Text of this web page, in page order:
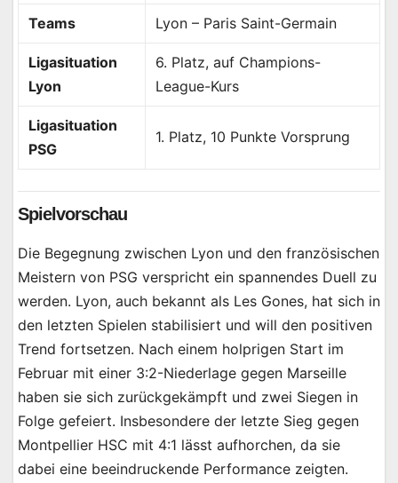
Teams Lyon – Paris Saint-Germain
Ligasituation
Lyon
6. Platz, auf Champions-
League-Kurs
Ligasituation
PSG
1. Platz, 10 Punkte Vorsprung
Spielvorschau
Die Begegnung zwischen Lyon und den französischen
Meistern von PSG verspricht ein spannendes Duell zu
werden. Lyon, auch bekannt als Les Gones, hat sich in
den letzten Spielen stabilisiert und will den positiven
Trend fortsetzen. Nach einem holprigen Start im
Februar mit einer 3:2-Niederlage gegen Marseille
haben sie sich zurückgekämpft und zwei Siegen in
Folge gefeiert. Insbesondere der letzte Sieg gegen
Montpellier HSC mit 4:1 lässt aufhorchen, da sie
dabei eine beeindruckende Performance zeigten.